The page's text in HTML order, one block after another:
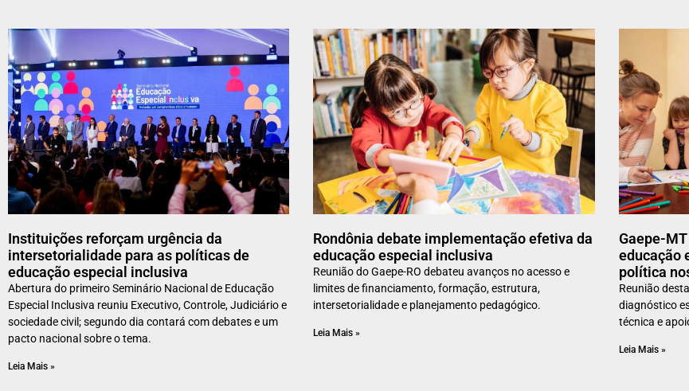
Instituições reforçam urgência da
intersetorialidade para as políticas de
educação especial inclusiva
Abertura do primeiro Seminário Nacional de Educação
Especial Inclusiva reuniu Executivo, Controle, Judiciário e
sociedade civil; segundo dia contará com debates e um
pacto nacional sobre o tema.
Leia Mais »
Rondônia debate implementação efetiva da
educação especial inclusiva
Reunião do Gaepe-RO debateu avanços no acesso e
limites de financiamento, formação, estrutura,
intersetorialidade e planejamento pedagógico.
Leia Mais »
Gaepe-
educação
política
Reunião
diagnóstico
técnica e
Leia Mais »